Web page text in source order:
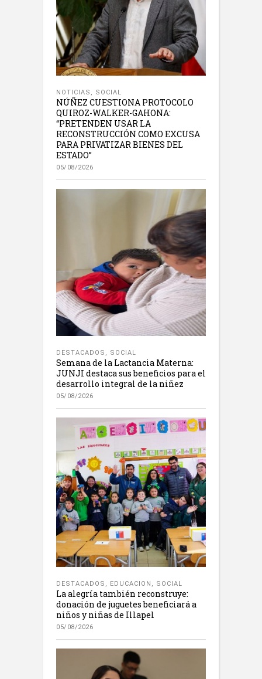
NOTICIAS , SOCIAL
NÚÑEZ CUESTIONA PROTOCOLO
QUIROZ-WALKER-GAHONA:
“PRETENDEN USAR LA
RECONSTRUCCIÓN COMO EXCUSA
PARA PRIVATIZAR BIENES DEL
ESTADO”
05/08/2026
DESTACADOS , SOCIAL
Semana de la Lactancia Materna:
JUNJI destaca sus beneficios para el
desarrollo integral de la niñez
05/08/2026
DESTACADOS , EDUCACION , SOCIAL
La alegría también reconstruye:
donación de juguetes beneficiará a
niños y niñas de Illapel
05/08/2026